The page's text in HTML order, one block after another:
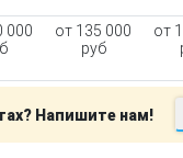
000
от 135 000
руб
от
Напишите нам!